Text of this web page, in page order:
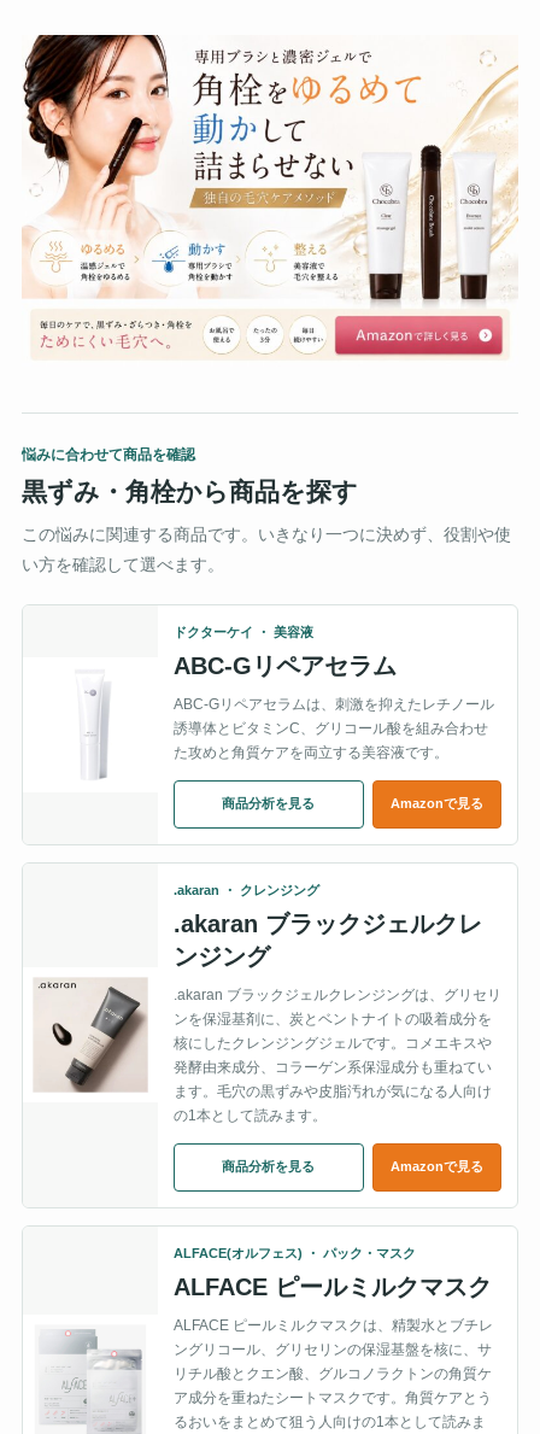
悩みに合わせて商品を確認
黒ずみ・角栓から商品を探す
この悩みに関連する商品です。いきなり一つに決めず、役割や使
い方を確認して選べます。
ドクターケイ ・ 美容液
ABC-Gリペアセラム
ABC-Gリペアセラムは、刺激を抑えたレチノール
誘導体とビタミンC、グリコール酸を組み合わせ
た攻めと角質ケアを両立する美容液です。
商品分析を見る Amazonで見る
.akaran ・ クレンジング
.akaran ブラックジェルクレ
ンジング
.akaran ブラックジェルクレンジングは、グリセリ
ンを保湿基剤に、炭とベントナイトの吸着成分を
核にしたクレンジングジェルです。コメエキスや
発酵由来成分、コラーゲン系保湿成分も重ねてい
ます。毛穴の黒ずみや皮脂汚れが気になる人向け
の1本として読みます。
商品分析を見る Amazonで見る
ALFACE(オルフェス) ・ パック・マスク
ALFACE ピールミルクマスク
ALFACE ピールミルクマスクは、精製水とブチレ
ングリコール、グリセリンの保湿基盤を核に、サ
リチル酸とクエン酸、グルコノラクトンの角質ケ
ア成分を重ねたシートマスクです。角質ケアとう
るおいをまとめて狙う人向けの1本として読みま